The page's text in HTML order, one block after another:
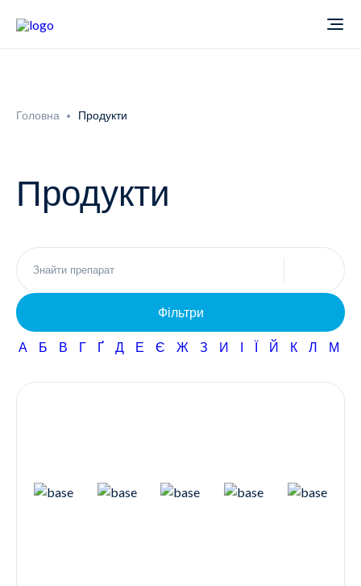
Новини
Неврологія
Фармаконагляд
Кар'єра
Головна Продукти
Продукти
Фільтри
А Б В Г Ґ Д Е Є Ж З И І Ї Й К Л М